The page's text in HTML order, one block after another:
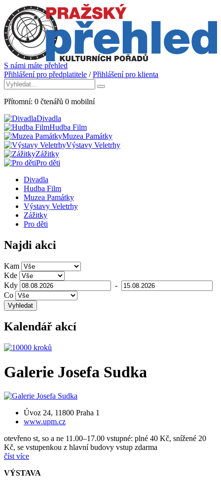
S námi máte přehled
Přihlášení pro předplatitele /Přihlášení pro klienta
Přítomní: 0 čtenářů 0 mobilní
Divadla
Hudba Film
Muzea Památky
Výstavy Veletrhy
Zážitky
Pro děti
Divadla
Hudba Film
Muzea Památky
Výstavy Veletrhy
Zážitky
Pro děti
Najdi akci
Kam
Kde
Kdy
-
Co
Vyhledat
Kalendář akcí
Galerie Josefa Sudka
Úvoz 24, 11800 Praha 1
www.upm.cz
otevřeno st, so a ne 11.00–17.00 vstupné: plné 40 Kč, snížené 20
Kč, se vstupenkou z hlavní budovy vstup zdarma
číst více
VÝSTAVA